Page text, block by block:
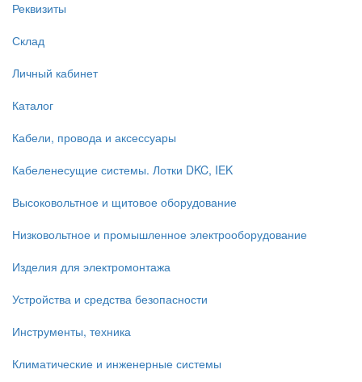
Реквизиты
Склад
Личный кабинет
Каталог
Кабели, провода и аксессуары
Кабеленесущие системы. Лотки DKC, IEK
Высоковольтное и щитовое оборудование
Низковольтное и промышленное электрооборудование
Изделия для электромонтажа
Устройства и средства безопасности
Инструменты, техника
Климатические и инженерные системы